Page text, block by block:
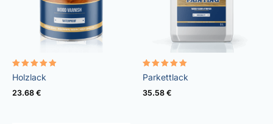
Bewertet
mit
4.83
von 5
Holzlack
23.68 €
Bewertet
mit
4.98
von 5
Parkettlack
35.58 €